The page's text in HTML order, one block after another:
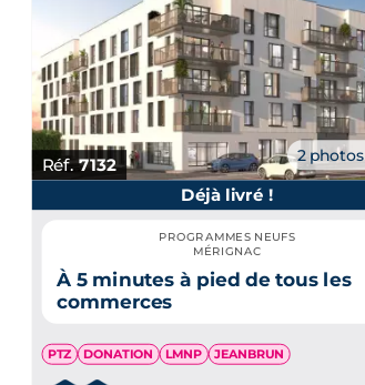
Réf.7132 2 photos
Déjà livré !
PROGRAMMES NEUFS
MÉRIGNAC
À 5 minutes à pied de tous les
commerces
PTZ DONATION LMNP JEANBRUN